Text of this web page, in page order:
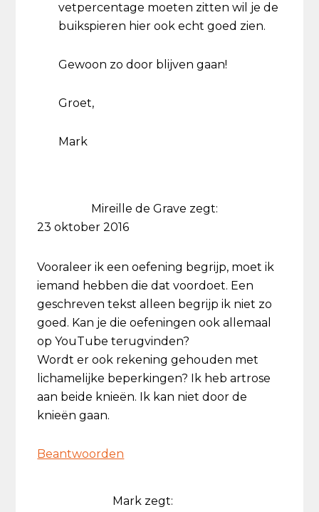
vetpercentage moeten zitten wil je de
buikspieren hier ook echt goed zien.
Gewoon zo door blijven gaan!
Groet,
Mark
Mireille de Grave zegt:
23 oktober 2016
Vooraleer ik een oefening begrijp, moet ik
iemand hebben die dat voordoet. Een
geschreven tekst alleen begrijp ik niet zo
goed. Kan je die oefeningen ook allemaal
op YouTube terugvinden?
Wordt er ook rekening gehouden met
lichamelijke beperkingen? Ik heb artrose
aan beide knieën. Ik kan niet door de
knieën gaan.
Beantwoorden
Mark zegt: